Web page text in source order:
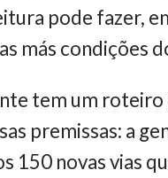
pode fazer,
más condições
tem um
premissas: a
150 novas vias